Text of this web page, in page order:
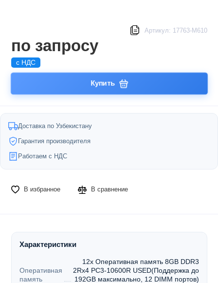
Артикул: 17763-M610
по запросу
с НДС
Купить
Доставка по Узбекистану
Гарантия производителя
Работаем с НДС
В избранное В сравнение
Характеристики
Оперативная
память
12x Оперативная память 8GB DDR3
2Rx4 PC3-10600R USED(Поддержка до
192GB максимально, 12 DIMM портов)